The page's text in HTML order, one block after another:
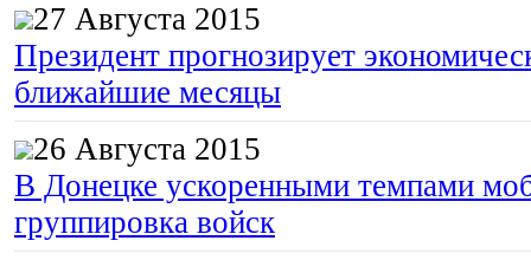
27 Августа 2015
Президент прогнозирует
ближайшие месяцы
26 Августа 2015
В Донецке ускоренными темпами
группировка войск